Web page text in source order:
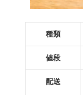
種類
値段
配送